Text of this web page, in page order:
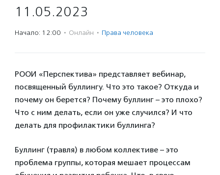
11.05.2023
Начало: 12:00 · Онлайн · Права человека
РООИ «Перспектива» представляет вебинар,
посвященный буллингу. Что это такое? Откуда и
почему он берется? Почему буллинг – это плохо?
Что с ним делать, если он уже случился? И что
делать для профилактики буллинга?
Буллинг (травля) в любом коллективе – это
проблема группы, которая мешает процессам